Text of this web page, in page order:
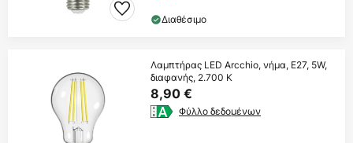
Διαθέσιμο
Λαμπτήρας LED Arcchio, νήμα, E27, 5W,
διαφανής, 2.700 K
8,90 €
Φύλλο δεδομένων